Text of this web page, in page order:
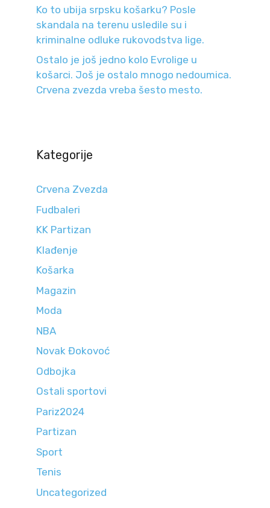
Ko to ubija srpsku košarku? Posle
skandala na terenu usledile su i
kriminalne odluke rukovodstva lige.
Ostalo je još jedno kolo Evrolige u
košarci. Još je ostalo mnogo nedoumica.
Crvena zvezda vreba šesto mesto.
Kategorije
Crvena Zvezda
Fudbaleri
KK Partizan
Klađenje
Košarka
Magazin
Moda
NBA
Novak Đokovoć
Odbojka
Ostali sportovi
Pariz2024
Partizan
Sport
Tenis
Uncategorized